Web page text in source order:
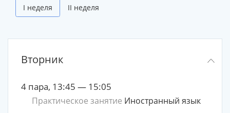
I неделя II неделя
Вторник
4 пара, 13:45 — 15:05
Практическое занятие Иностранный язык